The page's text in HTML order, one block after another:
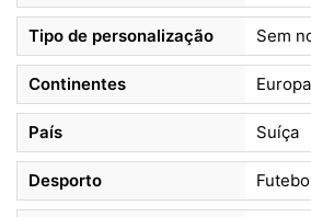
Tipo de personalização Sem
Continentes Europa
País Suíça
Desporto